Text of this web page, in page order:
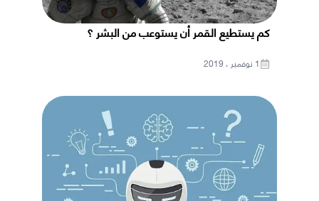
كم يستطيع القمر أن يستوعب من البشر ؟
1 نوفمبر ، 2019